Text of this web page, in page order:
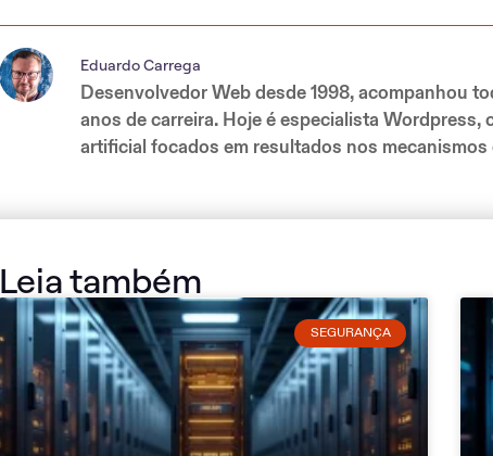
Eduardo Carrega
Desenvolvedor Web desde 1998, acompanhou
anos de carreira. Hoje é especialista Wordpress,
artificial focados em resultados nos mecanismos
Leia também
SEGURANÇA